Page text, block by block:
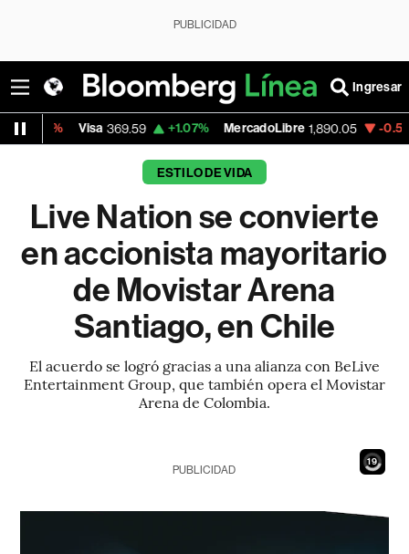
PUBLICIDAD
Ingresar
369.59 +1.07% MercadoLibre 1,890.05 -0.55% Banco
ESTILO DE VIDA
Live Nation se convierte
en accionista mayoritario
de Movistar Arena
Santiago, en Chile
El acuerdo se logró gracias a una alianza con BeLive
Entertainment Group, que también opera el Movistar
Arena de Colombia.
18
PUBLICIDAD